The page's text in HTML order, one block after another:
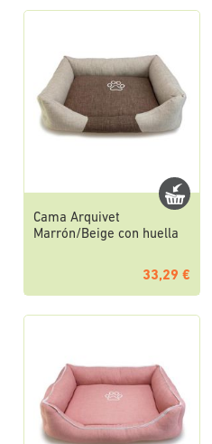
Cama Arquivet
Marrón/Beige con huella
33,29 €